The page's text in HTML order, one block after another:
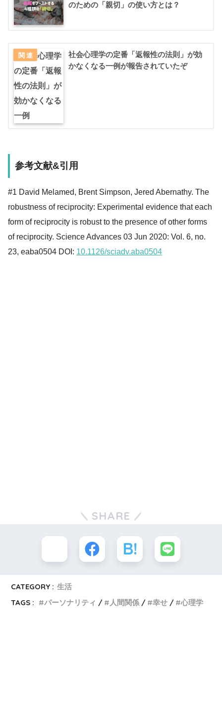
のための「親切」の使い方とは？
社会心理学の定番「返報性の法則」が効
かなくなる一例が報告されていたぞ
参考文献&引用
#1 David Melamed, Brent Simpson, Jered Abernathy. The
robustness of reciprocity: Experimental evidence that each
form of reciprocity is robust to the presence of other forms
of reciprocity. Science Advances 03 Jun 2020: Vol. 6, no.
23, eaba0504 DOI: 10.1126/sciadv.aba0504
SHARE
CATEGORY : 生活
TAGS :
パーソナリティ 人間関係 幸せ 心理学